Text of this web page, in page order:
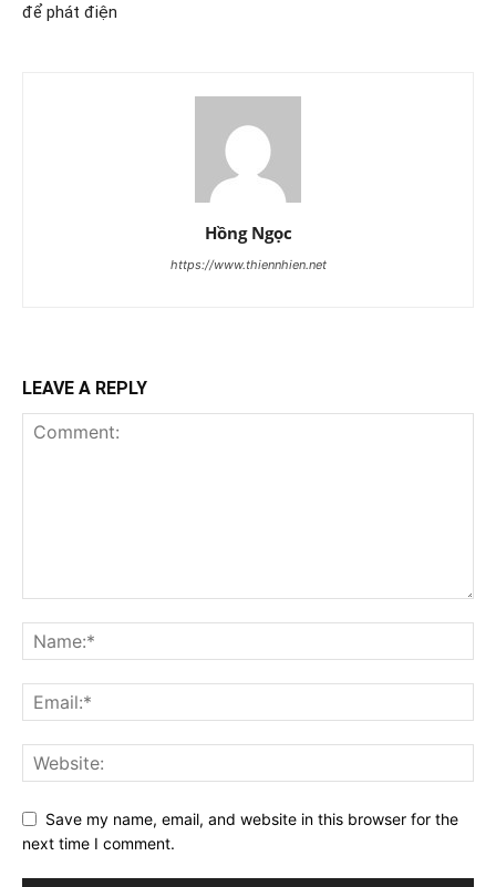
để phát điện
Hồng Ngọc
https://www.thiennhien.net
LEAVE A REPLY
Save my name, email, and website in this browser for the
next time I comment.